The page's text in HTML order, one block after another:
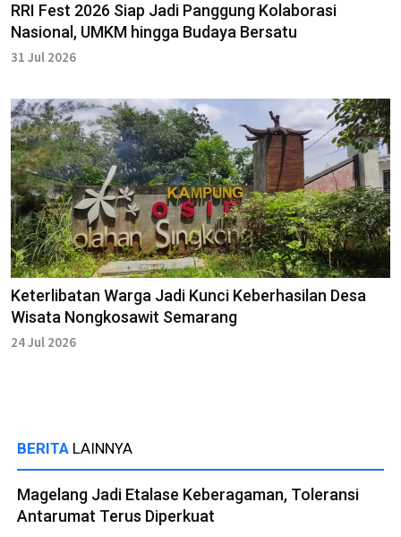
RRI Fest 2026 Siap Jadi Panggung Kolaborasi
Nasional, UMKM hingga Budaya Bersatu
31 Jul 2026
Keterlibatan Warga Jadi Kunci Keberhasilan Desa
Wisata Nongkosawit Semarang
24 Jul 2026
BERITA LAINNYA
Magelang Jadi Etalase Keberagaman, Toleransi
Antarumat Terus Diperkuat